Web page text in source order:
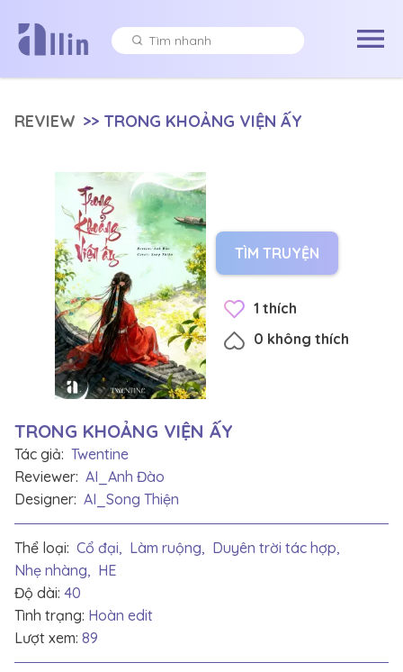
REVIEW >> TRONG KHOẢNG VIỆN ẤY
TÌM TRUYỆN
1 thích
0 không thích
TRONG KHOẢNG VIỆN ẤY
Tác giả: Twentine
Reviewer: AI_Anh Đào
Designer: AI_Song Thiện
Thể loại: Cổ đại, Làm ruộng, Duyên trời tác hợp,
Nhẹ nhàng, HE
Độ dài: 40
Tình trạng: Hoàn edit
Lượt xem: 89